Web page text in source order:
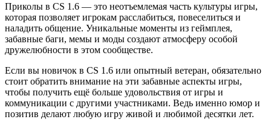
Приколы в CS 1.6 — это неотъемлемая часть культуры игры,
которая позволяет игрокам расслабиться, повеселиться и
наладить общение. Уникальные моменты из геймплея,
забавные баги, мемы и моды создают атмосферу особой
дружелюбности в этом сообществе.
Если вы новичок в CS 1.6 или опытный ветеран, обязательно
стоит обратить внимание на эти забавные аспекты игры,
чтобы получить ещё больше удовольствия от игры и
коммуникации с другими участниками. Ведь именно юмор и
позитив делают любую игру живой и любимой десятки лет.